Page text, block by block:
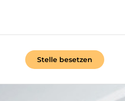
Stelle besetzen